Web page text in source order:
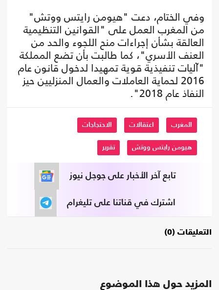
وفي الختام، دعت "هيومن رايتس ووتش"
من المغرب العمل على "القوانين التنظيمية
العالقة بشأن إجراءات منح اللجوء والحد من
العنف الأسري"، كما طالبت بأن تضع المملكة
"آليات تنفيذية قوية تمهيدا لدخول قانون عام
2016 لحماية العاملات والعمال المنزليين حيز
النفاذ عام 2018".
المغرب اعتقالات الاحتجاجات
هيومن رايتس ووتش تقرير
تابع آخر الأخبار على جوجل نيوز
اشترك في قناتنا على تليغرام
التعليقات (0)
المزيد حول هذا الموضوع